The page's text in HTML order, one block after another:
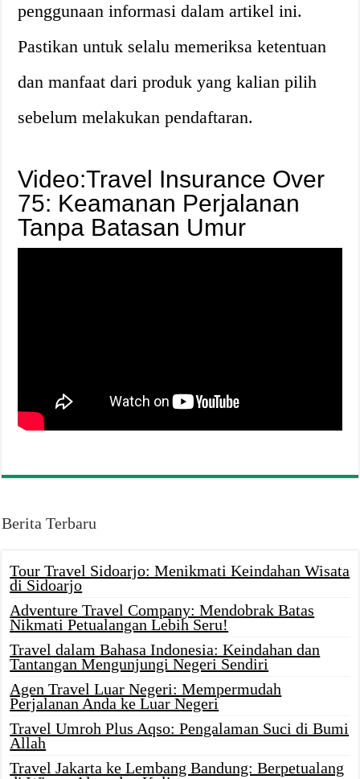
penggunaan informasi dalam artikel ini.
Pastikan untuk selalu memeriksa ketentuan
dan manfaat dari produk yang kalian pilih
sebelum melakukan pendaftaran.
Video:Travel Insurance Over
75: Keamanan Perjalanan
Tanpa Batasan Umur
Berita Terbaru
Tour Travel Sidoarjo: Menikmati Keindahan Wisata
di Sidoarjo
Adventure Travel Company: Mendobrak Batas
Nikmati Petualangan Lebih Seru!
Travel dalam Bahasa Indonesia: Keindahan dan
Tantangan Mengunjungi Negeri Sendiri
Agen Travel Luar Negeri: Mempermudah
Perjalanan Anda ke Luar Negeri
Travel Umroh Plus Aqso: Pengalaman Suci di Bumi
Allah
Travel Jakarta ke Lembang Bandung: Berpetualang